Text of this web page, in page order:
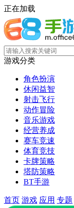
正在加载
游戏分类
角色扮演
休闲益智
射击飞行
动作冒险
音乐游戏
经营养成
赛车竞速
体育竞技
卡牌策略
塔防策略
BT手游
首页 游戏 应用 专题